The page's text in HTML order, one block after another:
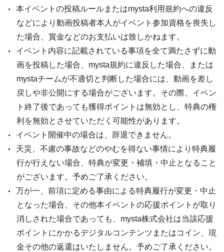
本イベントの投稿ルールまたはmysta利用規約への違反
などにより動画投稿者本人がイベント参加資格を喪失し
た場合、賞金などのお支払いは致しかねます。
イベント内容に記載されている事項を全て満たさずに動
画を投稿した場合、mysta規約に違反した場合、または
mystaチームが不適切と判断した場合には、動画を差し
戻しや非公開にする場合がございます。その際、イベン
ト終了後であっても獲得ポイントは無効とし、特典の権
利を無効とさせていただく可能性があります。
イベント開催中の場合は、辞退できません。
天災、不慮の事故などのやむを得ない事情により特典履
行が行えない場合、特典が変更・補填・中止となること
がございます。予めご了承ください。
万が一、前項に定める事由による特典履行が変更・中止
となった場合、その他本イベントの応援ポイントが取り
消しされた場合であっても、mysta株式会社は当該応援
ポイントにかかるデジタルコンテンツまたはコイン、現
金その他の返還はいたしません。予めご了承ください。